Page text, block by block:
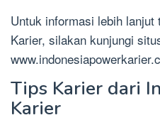
Untuk informasi lebih lanjut
Karier, silakan kunjungi
Tips Karier dari
Karier